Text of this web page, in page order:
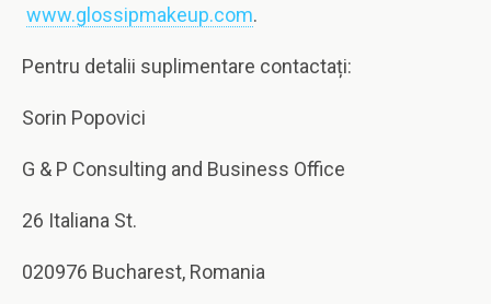
www.glossipmakeup.com.
Pentru detalii suplimentare contactați:
Sorin Popovici
G & P Consulting and Business Office
26 Italiana St.
020976 Bucharest, Romania